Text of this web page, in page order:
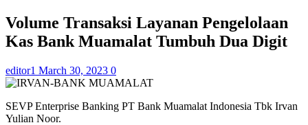
Volume Transaksi Layanan Pengelolaan
Kas Bank Muamalat Tumbuh Dua Digit
editor1 March 30, 2023 0
SEVP Enterprise Banking PT Bank Muamalat Indonesia Tbk Irvan
Yulian Noor.